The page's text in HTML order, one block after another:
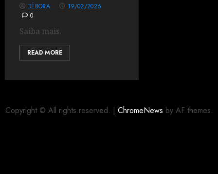
DÉBORA
19/02/2026
0
Saiba mais.
READ MORE
Copyright © All rights reserved. | ChromeNews by AF themes.